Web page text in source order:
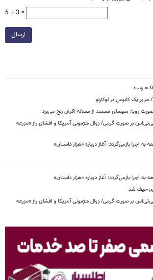
5 + 3 =
ارسال
رسید
مرور یک کابوس در لوکارنو
رویا؛ سینمای مستند از مساله اکران رنج می‌برد
بر صورت گرمی/ زوال هژمونی آمریکا و افشای راز «مزرعه
حیف شد
بر صورت گرمی/ زوال هژمونی آمریکا و افشای راز «مزرعه